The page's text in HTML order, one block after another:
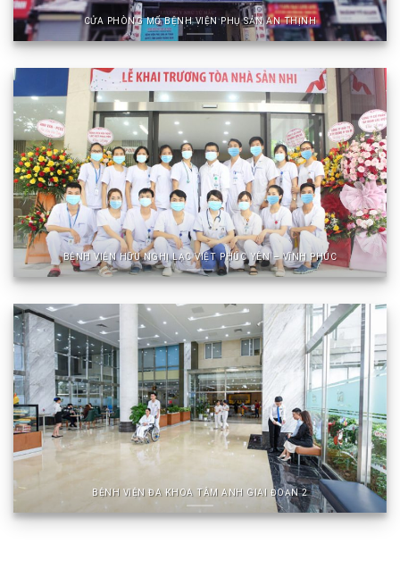
CỬA PHÒNG MỔ BỆNH VIỆN PHỤ SẢN AN THỊNH
BỆNH VIỆN HỮU NGHỊ LẠC VIỆT PHÚC YÊN – VĨNH PHÚC
BỆNH VIỆN ĐA KHOA TÂM ANH GIAI ĐOẠN 2